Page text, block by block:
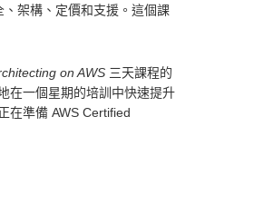
架構、定價和支援。這個課
on AWS 三天課程的
在一個星期的培訓中快速提升
在準備 AWS Certified